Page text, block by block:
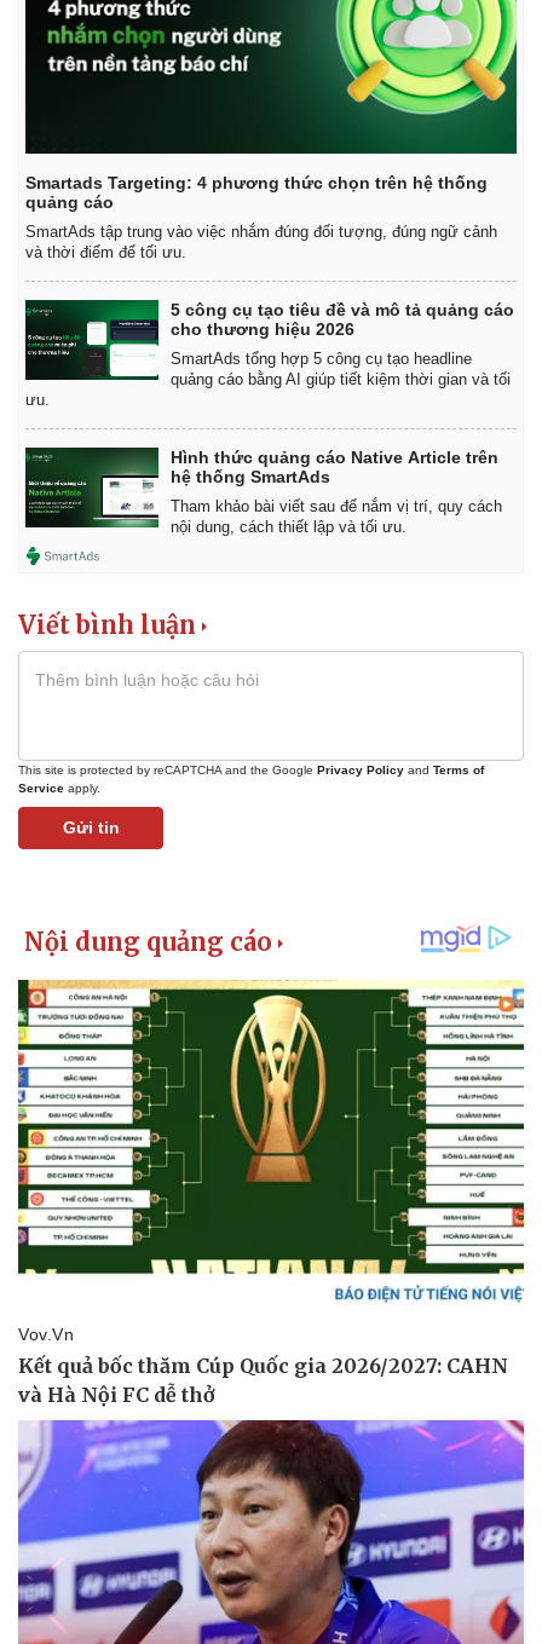
Bất động sản
Khởi nghiệp
Tiêu dùng
Tỷ giá
Chứng khoán
Giá cà phê
Smartads Targeting: 4 phương thức chọn trên hệ thống
quảng cáo
SmartAds tập trung vào việc nhắm đúng đối tượng, đúng ngữ cảnh
và thời điểm để tối ưu.
5 công cụ tạo tiêu đề và mô tả quảng cáo
cho thương hiệu 2026
SmartAds tổng hợp 5 công cụ tạo headline
quảng cáo bằng AI giúp tiết kiệm thời gian và tối
ưu.
Hình thức quảng cáo Native Article trên
hệ thống SmartAds
Tham khảo bài viết sau để nắm vị trí, quy cách
nội dung, cách thiết lập và tối ưu.
Viết bình luận
This site is protected by reCAPTCHA and the Google Privacy Policy and Terms of
Service apply.
Gửi tin